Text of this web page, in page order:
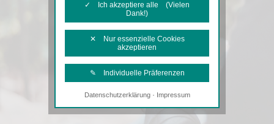
✓ Ich akzeptiere alle (Vielen
Dank!)
✕ Nur essenzielle Cookies
akzeptieren
✎ Individuelle Präferenzen
Notwendige Cookies
Diese Cookies sind erforderlich, um die
Datenschutzerklärung· Impressum